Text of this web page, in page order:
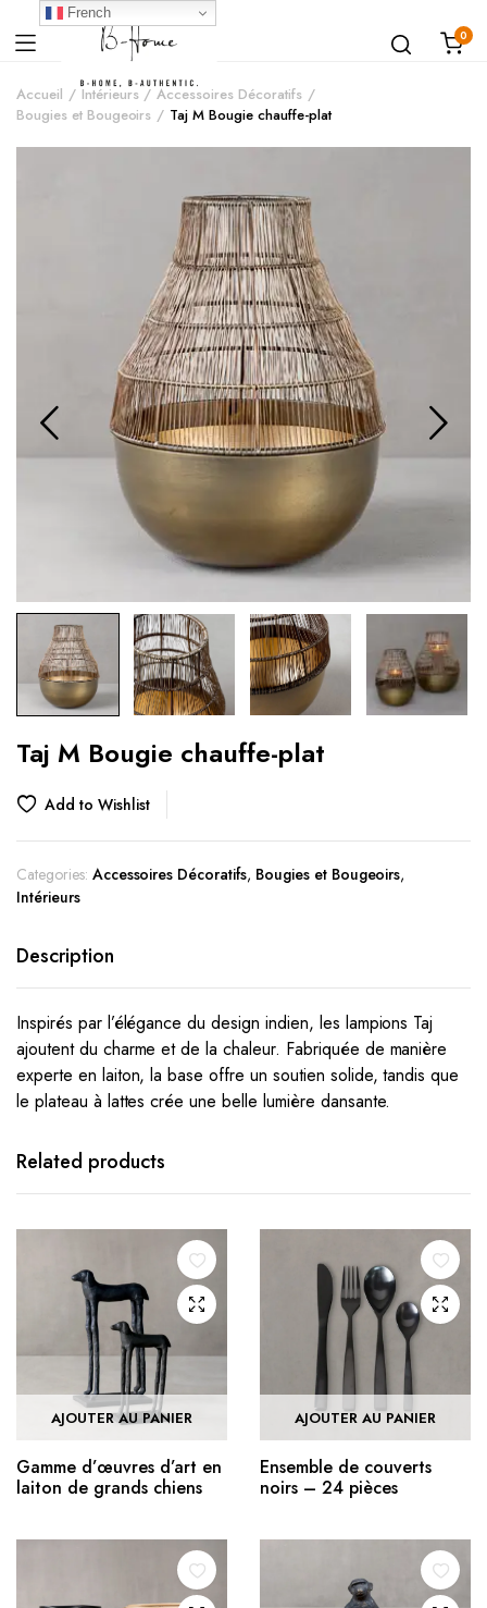
0
Accueil Intérieurs
Accessoires Décoratifs
Bougies et Bougeoirs
Taj M Bougie chauffe-plat
Taj M Bougie chauffe-plat
Add to Wishlist
Categories: Accessoires Décoratifs, Bougies et Bougeoirs,
Intérieurs
Description
Inspirés par l’élégance du design indien, les lampions Taj
ajoutent du charme et de la chaleur. Fabriquée de manière
experte en laiton, la base offre un soutien solide, tandis que
le plateau à lattes crée une belle lumière dansante.
Related products
AJOUTER AU PANIER
Gamme d’œuvres d’art en
laiton de grands chiens
AJOUTER AU PANIER
Ensemble de couverts
noirs – 24 pièces
French